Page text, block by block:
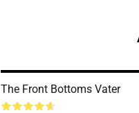
The Front Bottoms Vater